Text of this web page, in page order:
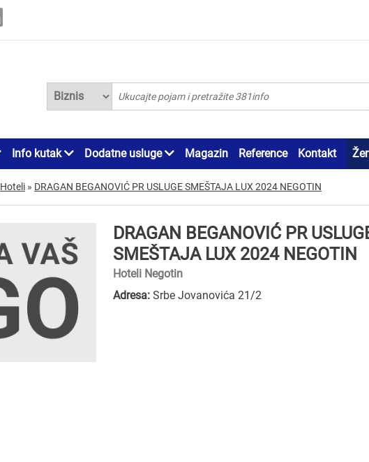
Info kutak Dodatne usluge Magazin Reference Kontakt
Hoteli » DRAGAN BEGANOVIĆ PR USLUGE SMEŠTAJA LUX 2024 NEGOTIN
DRAGAN BEGANOVIĆ PR
SMEŠTAJA LUX 2024 NEGOTIN
Hoteli Negotin
Adresa: Srbe Jovanovića 21/2